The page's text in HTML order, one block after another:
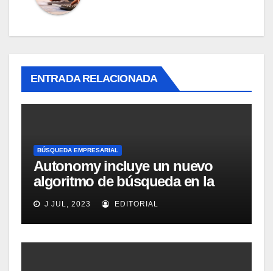
ENTRADA RELACIONADA
BÚSQUEDA EMPRESARIAL
Autonomy incluye un nuevo
algoritmo de búsqueda en la
versión 5.0 de IDOL
J JUL, 2023 EDITORIAL